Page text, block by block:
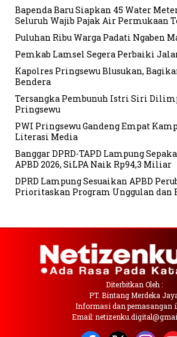
Bapenda Baru Siapkan 45 Water
Seluruh Wajib Pajak Air Permukaan
Puluhan Ribu Warga Padati Ngaben
Pemkab Lamsel Segera Perbaiki
Kapolres Pringsewu Blusukan,
Bendera
Tersangka Pembunuh Istri Siri
Pringsewu
PWI Pringsewu Gandeng Empat
Literasi Media
Banggar DPRD-TAPD Lampung
APBD 2026, SiLPA Naik Rp94,3 Miliar
DPRD Lampung Sesuaikan APBD
Prioritaskan Program Unggulan dan
Diterbitkan Oleh :
PT. Bintang Merdeka
Informasi dan pemasangan
Email: